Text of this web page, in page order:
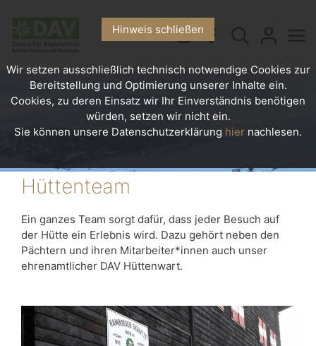
Hüttenteam
Ein ganzes Team sorgt dafür, dass jeder Besuch auf
der Hütte ein Erlebnis wird. Dazu gehört neben den
Pächtern und ihren Mitarbeiter*innen auch unser
ehrenamtlicher DAV Hüttenwart.
Hinweis schließen
Wir setzen ausschließlich technisch notwendige Cookies zur
Bereitstellung und Optimierung unserer Inhalte ein.
Cookies, zu deren Einsatz wir Ihr Einverständnis benötigen
würden, setzen wir nicht ein.
Sie können unsere Datenschutzerklärung hier nachlesen.